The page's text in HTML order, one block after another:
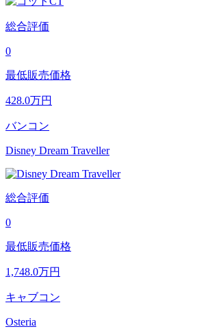
総合評価
0
最低販売価格
428.0万円
バンコン
Disney Dream Traveller
総合評価
0
最低販売価格
1,748.0万円
キャブコン
Osteria